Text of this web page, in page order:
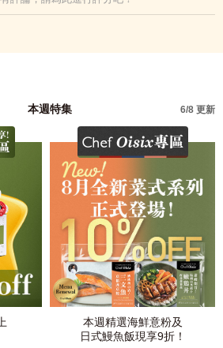
本週特集 6/8 更新
本週精選海鮮意粉及
日式鰻魚飯現享9折！